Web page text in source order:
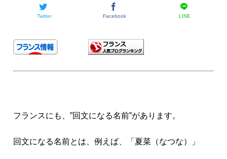
Twitter Facebook LINE
フランスにも、”回文になる名前”があります。
回文になる名前とは、例えば、「夏菜（なつな）」